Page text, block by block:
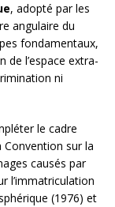
, adopté par les
angulaire du
fondamentaux,
de l’espace extra-
ni
le cadre
Convention sur la
causés par
l’immatriculation
(1976) et